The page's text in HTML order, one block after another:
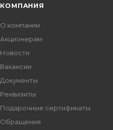
КОМПАНИЯ
О компании
Акционерам
Новости
Вакансии
Документы
Реквизиты
Подарочные сертификаты
Обращения